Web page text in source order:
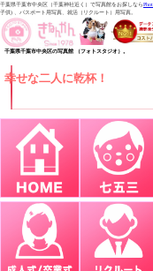
千葉県千葉市中央区（千葉神社近く）で写真館をお探しなら
子供) 、パスポート用写真、就活（リクルート）用写真。
千葉県千葉市中央区の写真館 （フォトスタジオ）。
幸せな二人に乾杯！